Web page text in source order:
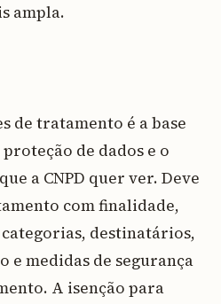
ampla.
de tratamento é a base
de dados e o
a CNPD quer ver. Deve
com finalidade,
destinatários,
e medidas de segurança
A isenção para